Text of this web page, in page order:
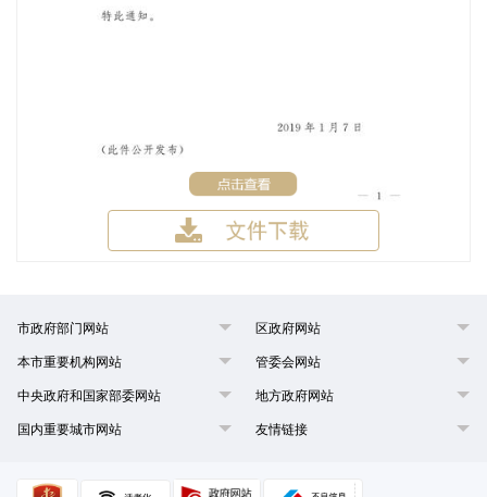
市政府部门网站 区政府网站
本市重要机构网站 管委会网站
中央政府和国家部委网站 地方政府网站
国内重要城市网站 友情链接